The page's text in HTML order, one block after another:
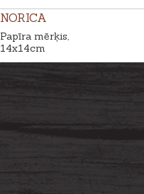
NORICA
Papīra mērķis,
14x14cm